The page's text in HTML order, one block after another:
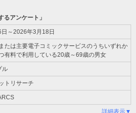
るアンケート」
～2026年3月18日
たは主要電子コミックサービスのうちいずれか
有料で利用している20歳～69歳の男女
ル
トリサーチ
詳細表示▼